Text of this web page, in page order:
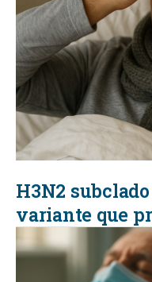
H3N2
variante que